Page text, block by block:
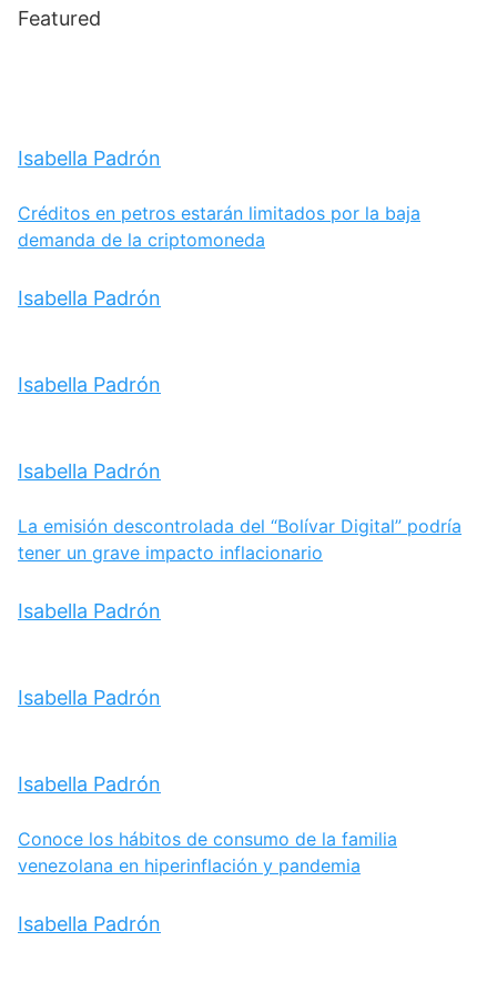
Featured
Isabella Padrón
Créditos en petros estarán limitados por la baja
demanda de la criptomoneda
Isabella Padrón
Isabella Padrón
Isabella Padrón
La emisión descontrolada del “Bolívar Digital” podría
tener un grave impacto inflacionario
Isabella Padrón
Isabella Padrón
Isabella Padrón
Conoce los hábitos de consumo de la familia
venezolana en hiperinflación y pandemia
Isabella Padrón